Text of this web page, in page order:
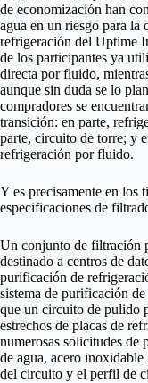
de economización han
agua en un riesgo para la
refrigeración del Uptime
de los participantes ya
directa por fluido,
aunque sin duda se lo
compradores se
transición: en parte,
parte, circuito de torre; y
refrigeración por fluido.
Y es precisamente en los
especificaciones de
Un conjunto de filtración
destinado a centros de
purificación de
sistema de purificación
que un circuito de pulido
estrechos de placas de
numerosas solicitudes de
de agua, acero
del circuito y el perfil de